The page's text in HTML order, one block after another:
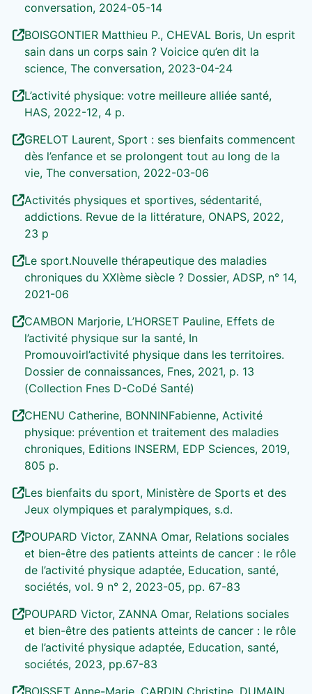
conversation, 2024-05-14
BOISGONTIER Matthieu P., CHEVAL Boris, Un esprit
sain dans un corps sain ? Voicice qu’en dit la
science, The conversation, 2023-04-24
L’activité physique: votre meilleure alliée santé,
HAS, 2022-12, 4 p.
GRELOT Laurent, Sport : ses bienfaits commencent
dès l’enfance et se prolongent tout au long de la
vie, The conversation, 2022-03-06
Activités physiques et sportives, sédentarité,
addictions. Revue de la littérature, ONAPS, 2022,
23 p
Le sport.Nouvelle thérapeutique des maladies
chroniques du XXIème siècle ? Dossier, ADSP, n° 14,
2021-06
CAMBON Marjorie, L’HORSET Pauline, Effets de
l’activité physique sur la santé, In
Promouvoirl’activité physique dans les territoires.
Dossier de connaissances, Fnes, 2021, p. 13
(Collection Fnes D-CoDé Santé)
CHENU Catherine, BONNINFabienne, Activité
physique: prévention et traitement des maladies
chroniques, Editions INSERM, EDP Sciences, 2019,
805 p.
Les bienfaits du sport, Ministère de Sports et des
Jeux olympiques et paralympiques, s.d.
POUPARD Victor, ZANNA Omar, Relations sociales
et bien-être des patients atteints de cancer : le rôle
de l’activité physique adaptée, Education, santé,
sociétés, vol. 9 n° 2, 2023-05, pp. 67-83
POUPARD Victor, ZANNA Omar, Relations sociales
et bien-être des patients atteints de cancer : le rôle
de l’activité physique adaptée, Education, santé,
sociétés, 2023, pp.67-83
BOISSET Anne-Marie, CARDIN Christine, DUMAIN